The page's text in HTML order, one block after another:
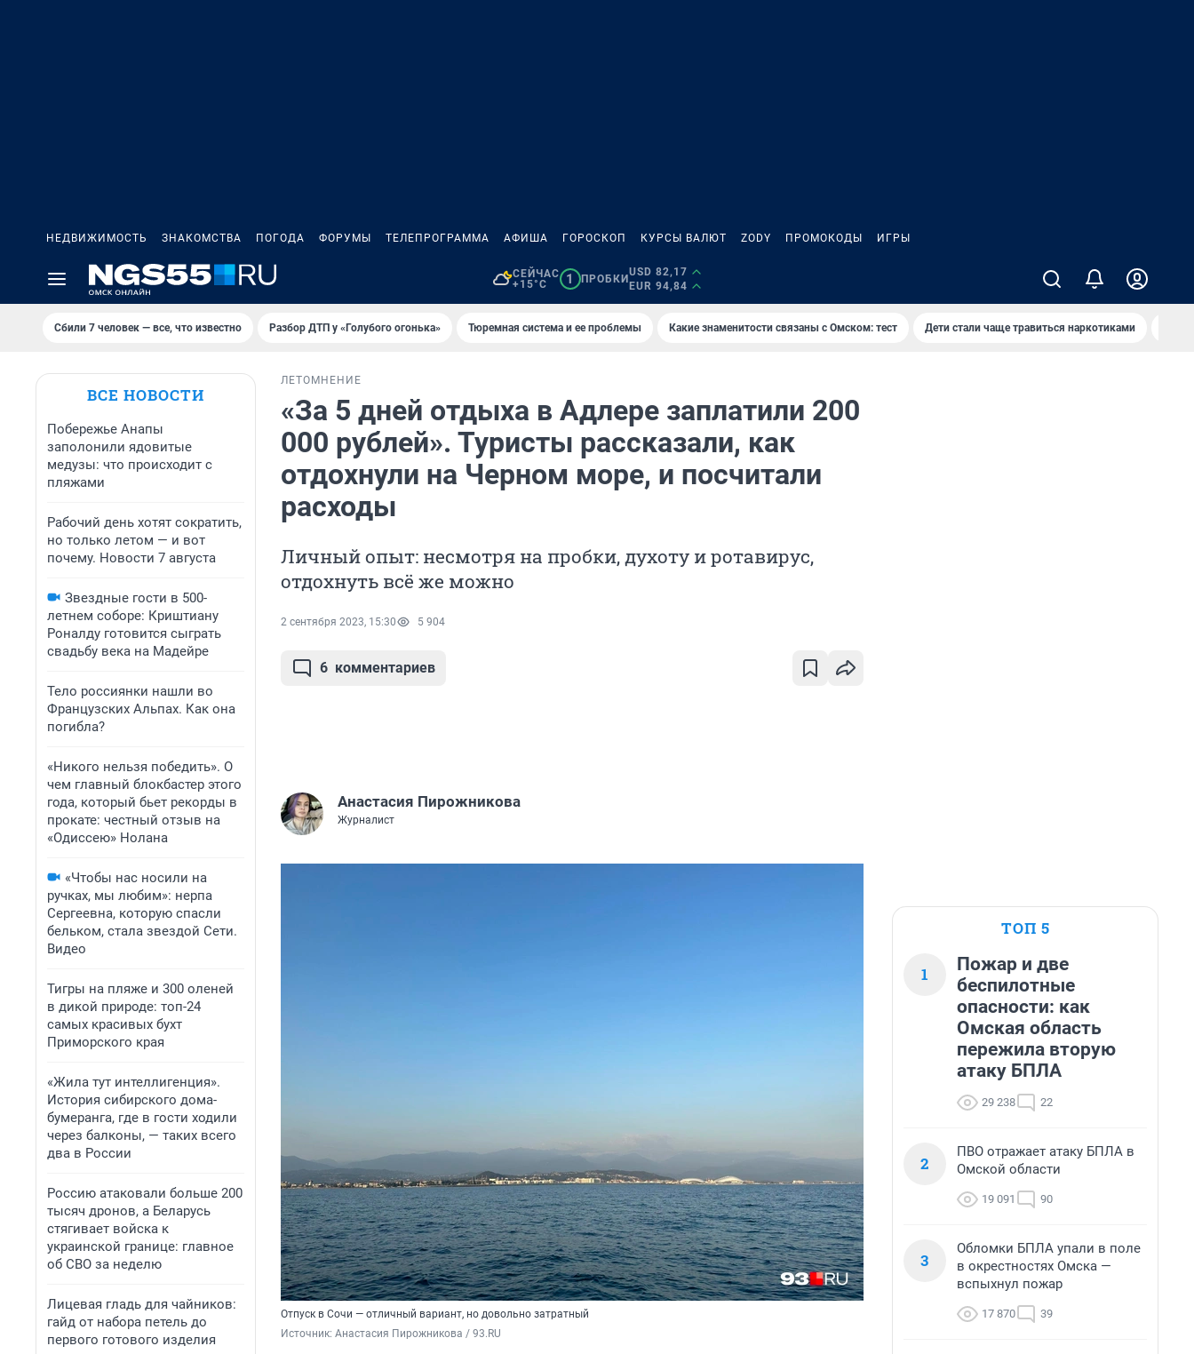
НЕДВИЖИМОСТЬ ЗНАКОМСТВА ПОГОДА ФОРУМЫ ТЕЛЕПРОГРАММА АФИША ГОРОСКОП КУРСЫ ВАЛЮТ ZODY ПРОМОКОДЫ ИГРЫ
СЕЙЧАС
+15°C
1 ПРОБКИ
USD 82,17
EUR 94,84
Сбили 7 человек — все, что известно Разбор ДТП у «Голубого огонька» Тюремная система и ее проблемы Какие знаменитости связаны с Омском: тест Дети стали чаще травиться наркотиками
ВСЕ НОВОСТИ
Побережье Анапы
заполонили ядовитые
медузы: что происходит с
пляжами
Рабочий день хотят сократить,
но только летом — и вот
почему. Новости 7 августа
Звездные гости в 500-
летнем соборе: Криштиану
Роналду готовится сыграть
свадьбу века на Мадейре
Тело россиянки нашли во
Французских Альпах. Как она
погибла?
«Никого нельзя победить». О
чем главный блокбастер этого
года, который бьет рекорды в
прокате: честный отзыв на
«Одиссею» Нолана
«Чтобы нас носили на
ручках, мы любим»: нерпа
Сергеевна, которую спасли
бельком, стала звездой Сети.
Видео
Тигры на пляже и 300 оленей
в дикой природе: топ-24
самых красивых бухт
Приморского края
«Жила тут интеллигенция».
История сибирского дома-
бумеранга, где в гости ходили
через балконы, — таких всего
два в России
Россию атаковали больше 200
тысяч дронов, а Беларусь
стягивает войска к
украинской границе: главное
об СВО за неделю
Лицевая гладь для чайников:
гайд от набора петель до
первого готового изделия
ЛЕТО МНЕНИЕ
«За 5 дней отдыха в Адлере заплатили 200
000 рублей». Туристы рассказали, как
отдохнули на Черном море, и посчитали
расходы
Личный опыт: несмотря на пробки, духоту и ротавирус,
отдохнуть всё же можно
2 сентября 2023, 15:30 5 904
6 комментариев
Анастасия Пирожникова
Журналист
Отпуск в Сочи — отличный вариант, но довольно затратный
Источник: Анастасия Пирожникова / 93.RU
ТОП 5
1
Пожар и две
беспилотные
опасности: как
Омская область
пережила вторую
атаку БПЛА
29 238 22
2
ПВО отражает атаку БПЛА в
Омской области
19 091 90
3
Обломки БПЛА упали в поле
в окрестностях Омска —
вспыхнул пожар
17 870 39